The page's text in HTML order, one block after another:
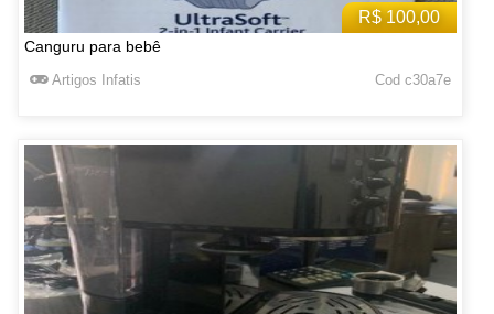
R$ 100,00
Canguru para bebê
Artigos Infatis Cod c30a7e